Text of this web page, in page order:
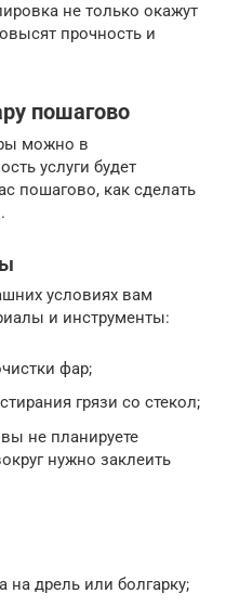
не только окажут
прочность и
пошагово
можно в
услуги будет
пошагово, как сделать
условиях вам
и инструменты:
фар;
грязи со стекол;
не планируете
нужно заклеить
дрель или болгарку;